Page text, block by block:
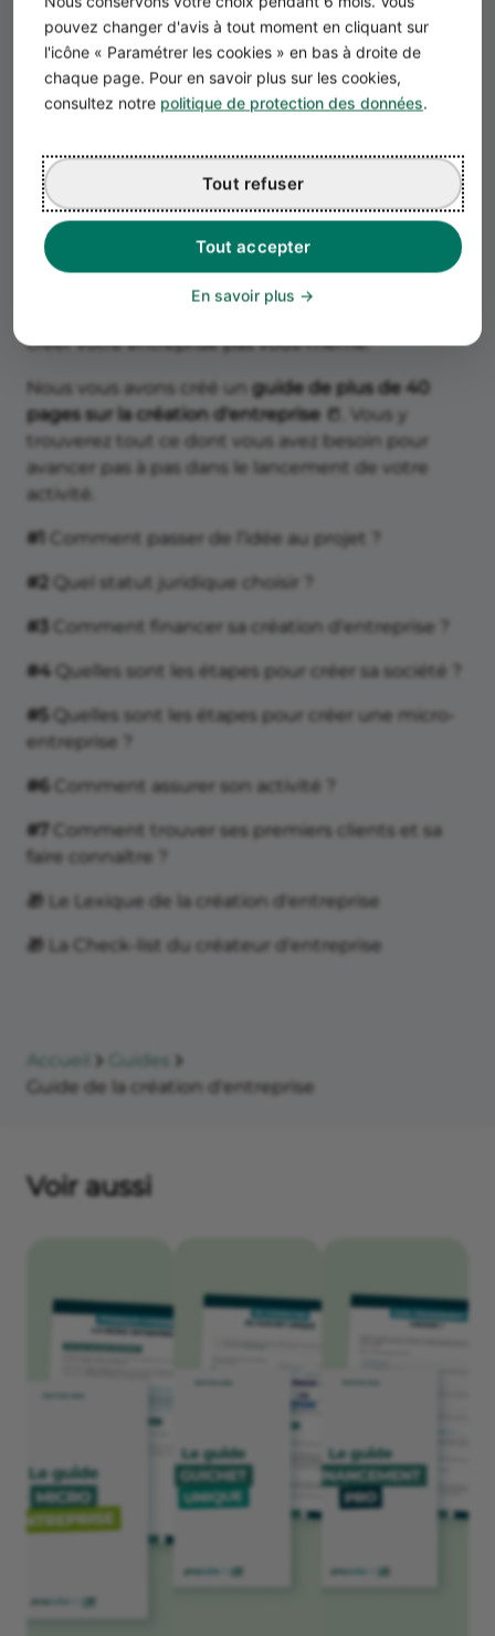
pouvez changer d'avis à tout moment en cliquant sur
l'icône « Paramétrer les cookies » en bas à droite de
chaque page. Pour en savoir plus sur les cookies,
consultez notre politique de protection des données.
Tout accepter
Tout refuser
En savoir plus
GUIDE COMPLET
Vous souhaitezcréer votre entreprisemais ne
savez pas par où commencer ?
Chez Propulse, nous souhaitons vous donner
créer votre entreprise pas vous-même.
Nous vous avons créé un guide de plus de 40
pages sur la création d'entreprise 📒. Vous y
trouverez tout ce dont vous avez besoin pour
avancer pas à pas dans le lancement de votre
activité.
#1 Comment passer de l’idée au projet ?
#2 Quel statut juridique choisir ?
#3 Comment financer sa création d'entreprise ?
#4 Quelles sont les étapes pour créer sa société ?
#5 Quelles sont les étapes pour créer une micro-
entreprise ?
#6 Comment assurer son activité ?
#7Comment trouver ses premiers clients et sa
faire connaître ?
🎁 Le Lexique de la création d'entreprise
🎁 La Check-list du créateur d'entreprise
Accueil
Guides
Guide de la création d'entreprise
Voir aussi